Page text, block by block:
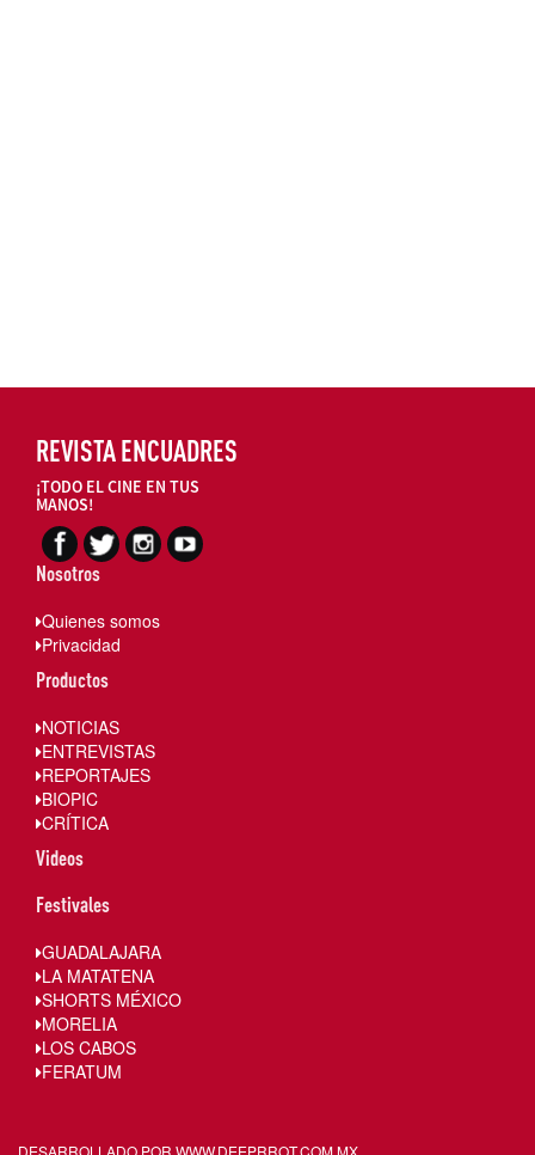
REVISTA ENCUADRES
¡TODO EL CINE EN TUS
MANOS!
Nosotros
Quienes somos
Privacidad
Productos
NOTICIAS
ENTREVISTAS
REPORTAJES
BIOPIC
CRÍTICA
Videos
Festivales
GUADALAJARA
LA MATATENA
SHORTS MÉXICO
MORELIA
LOS CABOS
FERATUM
DESARROLLADO POR WWW.DEEPRROT.COM.MX